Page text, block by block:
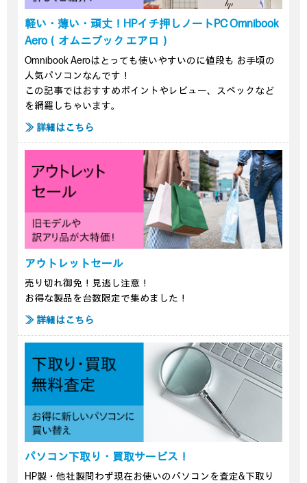
軽い・薄い・頑丈！HPイチ押しノートPC Omnibook
Aero（オムニブック エアロ）
Omnibook Aeroはとっても使いやすいのに値段も お手頃の
人気パソコンなんです！
この記事ではおすすめポイントやレビュー、スペックなど
を網羅しちゃいます。
≫ 詳細はこちら
アウトレットセール
売り切れ御免！見逃し注意！
お得な製品を台数限定で集めました！
≫ 詳細はこちら
パソコン下取り・買取サービス！
HP製・他社製問わず現在お使いのパソコンを査定&下取り